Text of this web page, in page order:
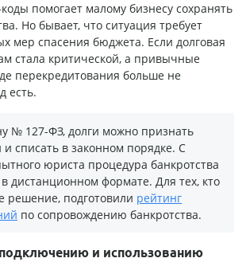
помогает малому бизнесу сохранять
Но бывает, что ситуация требует
мер спасения бюджета. Если долговая
стала критической, а привычные
перекредитования больше не
есть.
№ 127-ФЗ, долги можно признать
списать в законном порядке. С
юриста процедура банкротства
дистанционном формате. Для тех, кто
решение, подготовили рейтинг
по сопровождению банкротства.
и использованию